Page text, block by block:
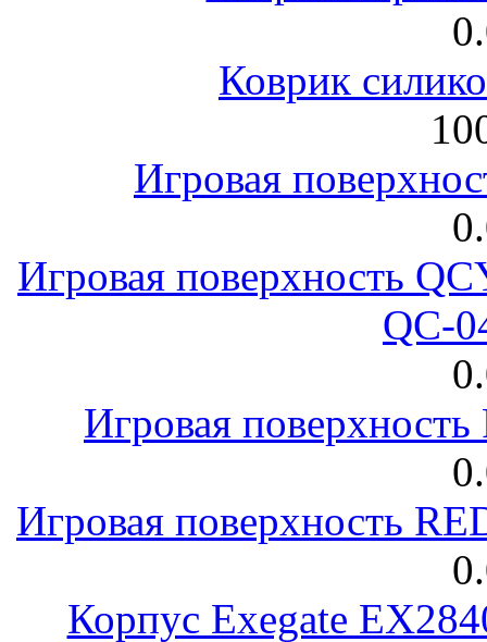
Коврик
Игровая
Игровая поверхность
QC-
Игровая
Игровая поверхность
Корпус Exegate